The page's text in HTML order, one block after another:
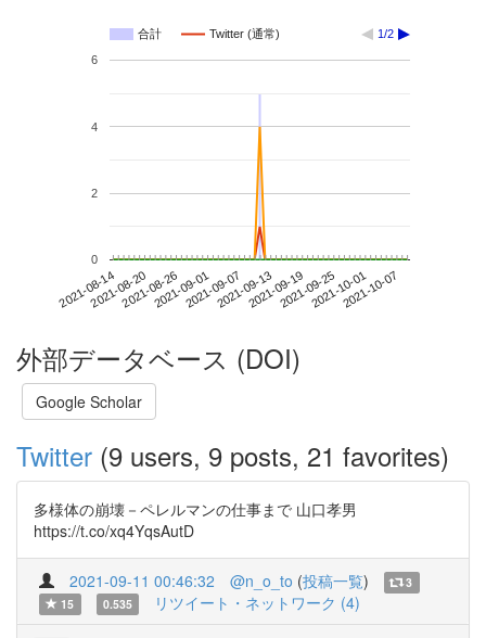
合計 Twitter (通常) 1/2
2021-08-142021-08-202021-08-262021-09-012021-09-072021-09-132021-09-192021-09-252021-10-012021-10-07
0
2
4
6
外部データベース (DOI)
Google Scholar
Twitter (9 users, 9 posts, 21 favorites)
多様体の崩壊－ペレルマンの仕事まで 山口孝男
https://t.co/xq4YqsAutD
2021-09-11 00:46:32 @n_o_to (投稿一覧)
3
15
0.535 リツイート・ネットワーク (4)